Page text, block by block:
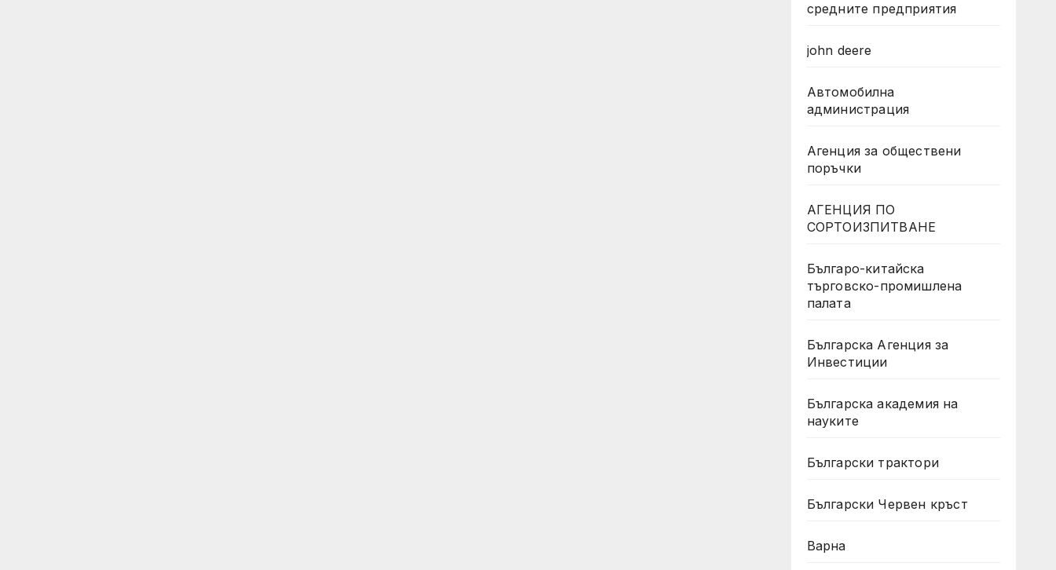
средните предприятия
john deere
Автомобилна
администрация
Агенция за обществени
поръчки
АГЕНЦИЯ ПО
СОРТОИЗПИТВАНЕ
Българо-китайска
търговско-промишлена
палата
Българска Агенция за
Инвестиции
Българска академия на
науките
Български трактори
Български Червен кръст
Варна